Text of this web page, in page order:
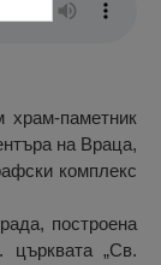
храм-паметник
на Враца,
комплекс
построена
„Св.